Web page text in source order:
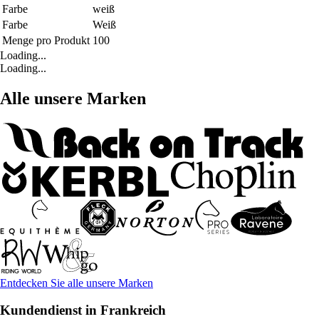
Farbe
weiß
Farbe
Weiß
Menge pro Produkt 100
Loading...
Loading...
Alle unsere Marken
Entdecken Sie alle unsere Marken
Kundendienst in Frankreich